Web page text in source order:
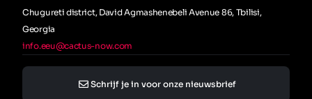
Chugureti district, David Agmashenebeli Avenue 86, Tbilisi,
Georgia
info.eeu@cactus-now.com
Schrijf je in voor onze nieuwsbrief